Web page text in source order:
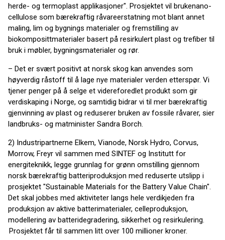
herde- og termoplast applikasjoner". Prosjektet vil brukenano-
cellulose som bærekraftig råvareerstatning mot blant annet
maling, lim og bygnings materialer og fremstilling av
biokomposittmaterialer basert på resirkulert plast og trefiber til
bruk i møbler, bygningsmaterialer og rør.
– Det er svært positivt at norsk skog kan anvendes som
høyverdig råstoff til å lage nye materialer verden etterspør. Vi
tjener penger på å selge et videreforedlet produkt som gir
verdiskaping i Norge, og samtidig bidrar vi til mer bærekraftig
gjenvinning av plast og reduserer bruken av fossile råvarer, sier
landbruks- og matminister Sandra Borch.
2) Industripartnerne Elkem, Vianode, Norsk Hydro, Corvus,
Morrow, Freyr vil sammen med SINTEF og Institutt for
energiteknikk, legge grunnlag for grønn omstilling gjennom
norsk bærekraftig batteriproduksjon med reduserte utslipp i
prosjektet "Sustainable Materials for the Battery Value Chain".
Det skal jobbes med aktiviteter langs hele verdikjeden fra
produksjon av aktive batterimaterialer, celleproduksjon,
modellering av batteridegradering, sikkerhet og resirkulering.
Prosjektet får til sammen litt over 100 millioner kroner.